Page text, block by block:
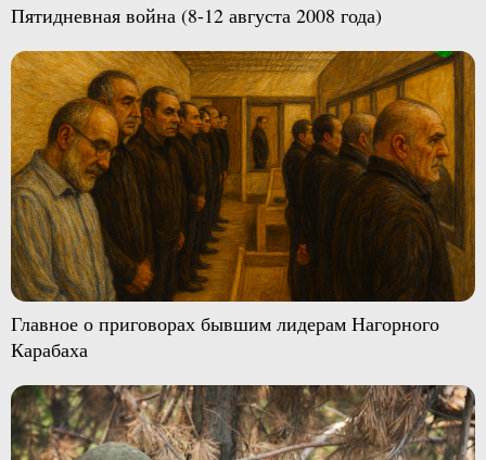
Пятидневная война (8-12 августа 2008 года)
Главное о приговорах бывшим лидерам Нагорного
Карабаха